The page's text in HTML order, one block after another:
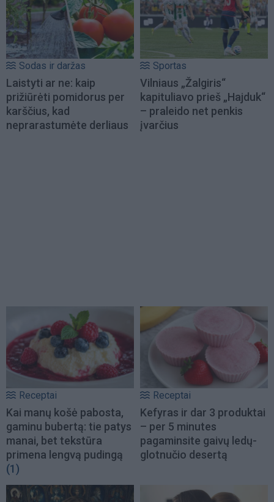
Sodas ir daržas
Laistyti ar ne: kaip
prižiūrėti pomidorus per
karščius, kad
neprarastumėte derliaus
Sportas
Vilniaus „Žalgiris“
kapituliavo prieš „Hajduk“
– praleido net penkis
įvarčius
Receptai
Kai manų košė pabosta,
gaminu bubertą: tie patys
manai, bet tekstūra
primena lengvą pudingą
(1)
Receptai
Kefyras ir dar 3 produktai
– per 5 minutes
pagaminsite gaivų ledų-
glotnučio desertą